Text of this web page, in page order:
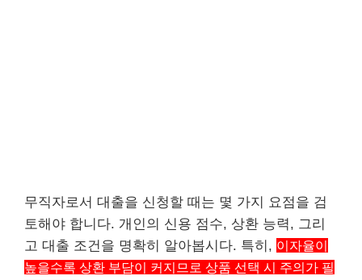
무직자로서 대출을 신청할 때는 몇 가지 요점을 검
토해야 합니다. 개인의 신용 점수, 상환 능력, 그리
고 대출 조건을 명확히 알아봅시다. 특히, 이자율이
높을수록 상환 부담이 커지므로 상품 선택 시 주의가 필